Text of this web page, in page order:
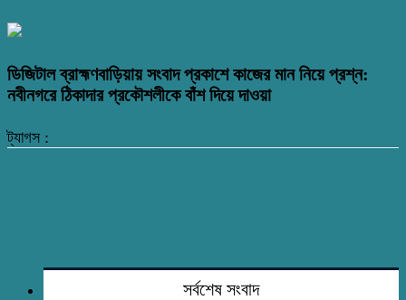
ডিজিটাল ব্রাহ্মণবাড়িয়ায় সংবাদ প্রকাশে কাজের মান নিয়ে প্রশ্ন:
নবীনগরে ঠিকাদার প্রকৌশলীকে বাঁশ দিয়ে দাওয়া
ট্যাগস :
সর্বশেষ সংবাদ